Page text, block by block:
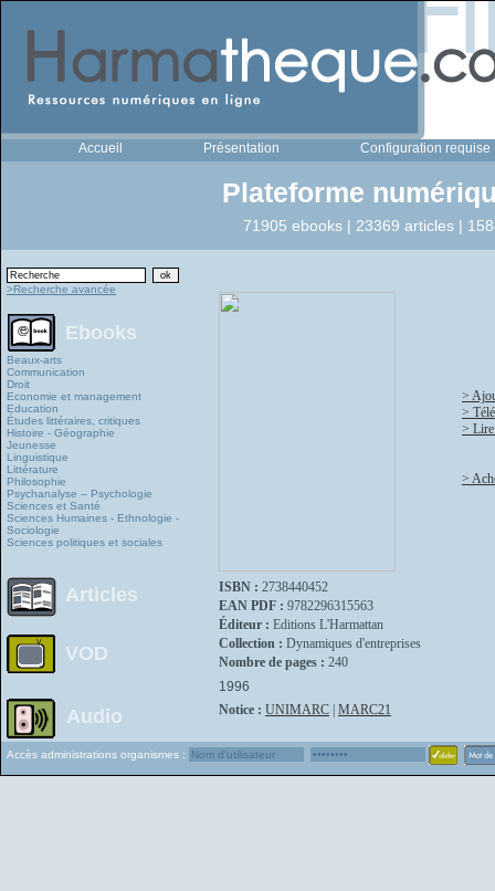
Accueil Présentation Configuration requise
Plateforme
71905 ebooks | 23369 articles |
>Recherche avancée
Ebooks
Beaux-arts
Communication
Droit
Economie et management
Education
Études littéraires, critiques
Histoire - Géographie
Jeunesse
Linguistique
Littérature
Philosophie
Psychanalyse – Psychologie
Sciences et Santé
Sciences Humaines - Ethnologie -
Sociologie
Sciences politiques et sociales
Articles
VOD
Audio
ISBN : 2738440452
EAN PDF : 9782296315563
Éditeur : Editions L'Harmattan
Collection : Dynamiques d'entreprises
Nombre de pages : 240
1996
Notice : UNIMARC MARC21
>
>
> Lire
>
Accès administrations organismes :